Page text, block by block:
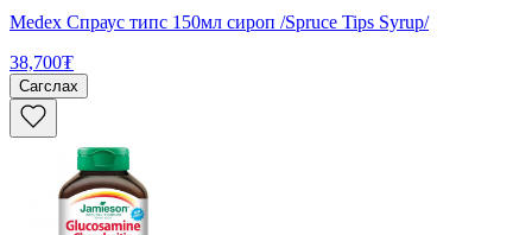
Medex Спраус типс 150мл сироп /Spruce Tips Syrup/
38,700₮
Сагслах